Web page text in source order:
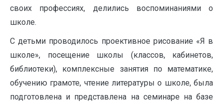
своих профессиях, делились воспоминаниями о
школе.
С детьми проводилось проективное рисование «Я в
школе», посещение школы (классов, кабинетов,
библиотеки), комплексные занятия по математике,
обучению грамоте, чтение литературы о школе, была
подготовлена и представлена на семинаре на базе